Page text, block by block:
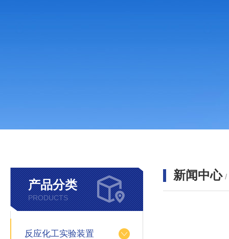
产品分类
PRODUCTS
反应化工实验装置
新闻中心 /